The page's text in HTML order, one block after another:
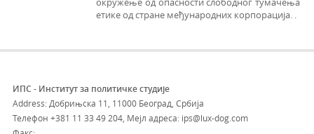
етике од стране међународних корпорација. .
ИПС - Институт за политичке студије
Address: Добрињска 11, 11000 Београд, Србија
Телефон +381 11 33 49 204 Мејл адреса: ips@lux-dog.com